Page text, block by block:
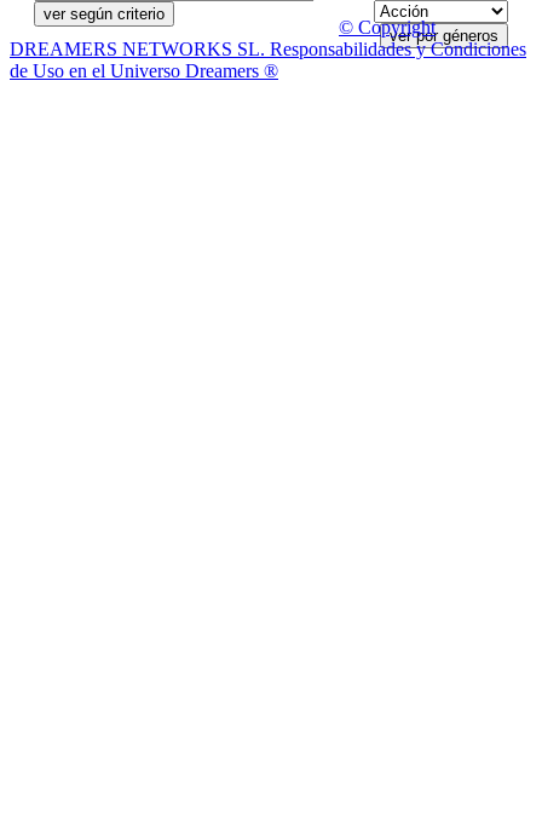
© Copyright
DREAMERS NETWORKS SL. Responsabilidades y Condiciones
de Uso en el Universo Dreamers ®